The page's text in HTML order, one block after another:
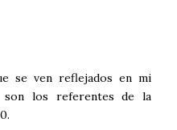
se ven reflejados en mi
son los referentes de la